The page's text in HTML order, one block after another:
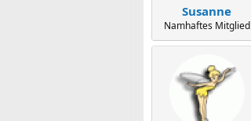
Susanne
Namhaftes Mitglied